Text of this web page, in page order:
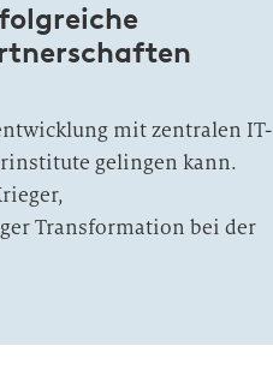
mit zentralen IT-
gelingen kann.
Transformation bei der